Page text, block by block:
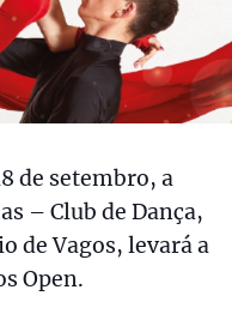
de setembro, a
– Club de Dança,
de Vagos, levará a
Open.